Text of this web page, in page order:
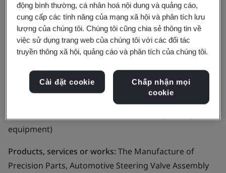
Shanxi Aoution
Machinery
Manufacturing Co., Ltd.
Development, Production and Sale of
equipment)
Products, services or works:The Manufacture of
Precision Parts, Automotive Steering Valve Assembly
động bình thường, cá nhân hoá nội dung và quảng cáo,
cung cấp các tính năng của mạng xã hội và phân tích lưu
lượng của chúng tôi. Chúng tôi cũng chia sẻ thông tin về
việc sử dụng trang web của chúng tôi với các đối tác
truyền thông xã hội, quảng cáo và phân tích của chúng tôi.
Cài đặt cookie
Chấp nhận mọi
cookie